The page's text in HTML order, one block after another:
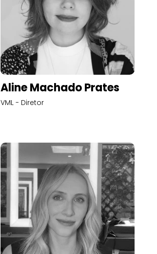
Aline Machado Prates
VML - Diretor